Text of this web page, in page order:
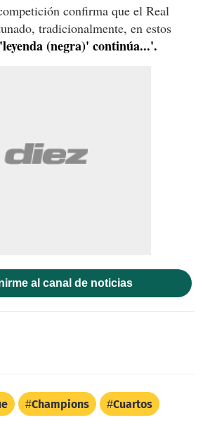
confirma que el Real
tradicionalmente, en estos
(negra)' continúa...'.
al canal de noticias
Champions Cuartos